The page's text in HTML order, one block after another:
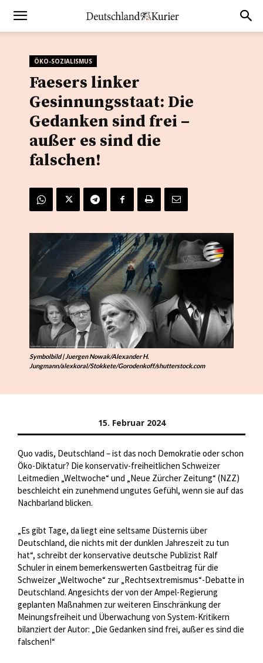
ÖKO-SOZIALISMUS
Faesers linker
Gesinnungsstaat: Die
Gedanken sind frei –
außer es sind die
falschen!
Symbolbild | Juergen Nowak/Alexander H.
Jungmann/alexkoral/Stokkete/Gorodenkoff/shutterstock.com
15. Februar 2024
Quo vadis, Deutschland – ist das noch Demokratie oder schon
Öko-Diktatur? Die konservativ-freiheitlichen Schweizer
Leitmedien „Weltwoche“ und „Neue Zürcher Zeitung“ (NZZ)
beschleicht ein zunehmend ungutes Gefühl, wenn sie auf das
Nachbarland blicken.
„Es gibt Tage, da liegt eine seltsame Düsternis über
Deutschland, die nichts mit der dunklen Jahreszeit zu tun
hat“, schreibt der konservative deutsche Publizist Ralf
Schuler in einem bemerkenswerten Gastbeitrag für die
Schweizer „Weltwoche“ zur „Rechtsextremismus“-Debatte in
Deutschland. Angesichts der von der Ampel-Regierung
geplanten Maßnahmen zur weiteren Einschränkung der
Meinungsfreiheit und Überwachung von System-Kritikern
bilanziert der Autor: „Die Gedanken sind frei, außer es sind die
falschen!“